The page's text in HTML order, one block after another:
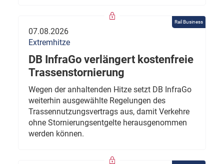
Rail Business
07.08.2026
Extremhitze
DB InfraGo verlängert kostenfreie
Trassenstornierung
Wegen der anhaltenden Hitze setzt DB InfraGo
weiterhin ausgewählte Regelungen des
Trassennutzungsvertrags aus, damit Verkehre
ohne Stornierungsentgelte herausgenommen
werden können.